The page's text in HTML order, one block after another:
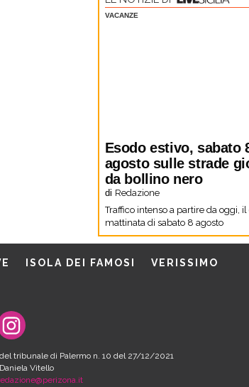
VACANZE
Esodo estivo, sabato
agosto sulle strade
da bollino nero
di Redazione
Traffico intenso a partire da oggi,
mattinata di sabato 8 agosto
ISOLA DEI FAMOSI VERISSIMO
tribunale di Palermo n. 10 del 27/12/2021
Vitello